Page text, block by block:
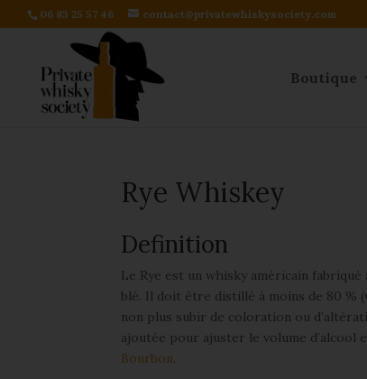
06 83 25 57 46 contact@privatewhiskysociety.com
Boutique
Rye Whiskey
Definition
Le Rye est un whisky américain
blé. Il doit être distillé à moins de 80 %
non plus subir de coloration ou
ajoutée pour ajuster le volume d’alcool
Bourbon.